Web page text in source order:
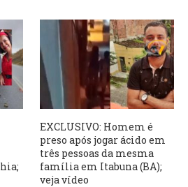
EXCLUSIVO: Homem é
preso após jogar ácido em
três pessoas da mesma
família em Itabuna (BA);
veja vídeo